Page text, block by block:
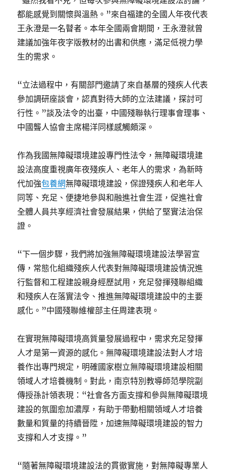
都能感覺到關懷與溫熱。”來自福建的全國人年夜代表
王永澄是一名瞽者。本年全國兩會期間，王永澄就曾
建議加強年夜字版教材的出書和供應，滿足低視力學
生的需求。
“立法過程中，有關部門邀請了來自基層的殘疾人代表
參加調研座談會，認真對待大師的立法建議，探討可
行性。”談及法令的出臺，中國殘聯執行理事會理事、
中國聾人協會主席楊洋同樣感觸頗深。
作為我國無障礙環境建設專門性法令，無障礙環境建
設法高度重視廣年夜殘疾人、老年人的需求，為新時
代加強包養網無障礙環境建設，保證殘疾人和老年人
同等、充足、便捷地參與和融進社會生涯，促進社會
全體人員共享經濟社會發展結果，供給了堅實法治保
證。
“下一個步驟，我們將加強無障礙環境建設法學習宣
傳，常態化組織殘疾人代表對無障礙環境建設情況進
行監督和工程建設親身經歷試用，充足發揮殘聯組織
和殘疾人在落實法令、推進無障礙環境建設中的主要
感化。”中國殘聯維權部主任周建表現。
在實現無障礙環境高質量發展過程中，需求充足發揮
人才是第一資源的感化。無障礙環境建設法對人才培
養作出專門規定，明確國家樹立無障礙環境建設相關
領域人才培養機制。對此，南京特別教導師范學院副
傳授孫計領表現：“社會各方面支撐和參與無障礙環境
建設的氛圍愈加濃厚，有助于帶動相關領域人才培養
數量和質量的持續晉陞，加速無障礙環境建設的智力
支撐和人才支撐。”
“隨著無障礙環境建設法的貫徹實施，對無障礙專業人